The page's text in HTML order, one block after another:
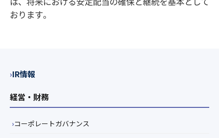
IR情報
経営・財務
コーポレートガバナンス